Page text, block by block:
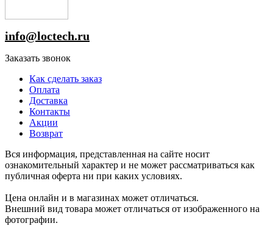
info@loctech.ru
Заказать звонок
Как сделать заказ
Оплата
Доставка
Контакты
Акции
Возврат
Вся информация, представленная на сайте носит
ознакомительный характер и не может рассматриваться как
публичная оферта ни при каких условиях.
Цена онлайн и в магазинах может отличаться.
Внешний вид товара может отличаться от изображенного на
фотографии.